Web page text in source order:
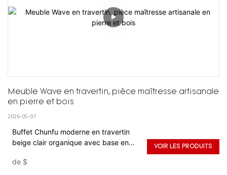
Meuble Wave en travertin, pièce maîtresse artisanale
en pierre et bois
2026-05-07
Buffet Chunfu moderne en travertin
beige clair organique avec base en
ouvertes pour salon ou entrée
de $
VOIR LES PRODUITS